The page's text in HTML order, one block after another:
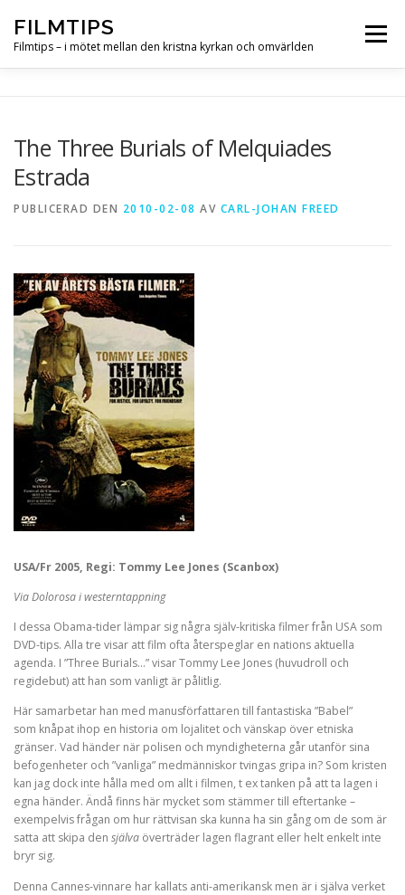
innehåll
FILMTIPS
Filmtips – i mötet mellan den kristna kyrkan och omvärlden
Meny
The Three Burials of Melquiades
Estrada
PUBLICERAD DEN 2010-02-08 AV CARL-JOHAN FREED
USA/Fr 2005, Regi: Tommy Lee Jones (Scanbox)
Via Dolorosa i westerntappning
I dessa Obama-tider lämpar sig några själv-kritiska filmer från USA som
DVD-tips. Alla tre visar att film ofta återspeglar en nations aktuella
agenda. I ”Three Burials…” visar Tommy Lee Jones (huvudroll och
regidebut) att han som vanligt är pålitlig.
Här samarbetar han med manusförfattaren till fantastiska ”Babel”
som knåpat ihop en historia om lojalitet och vänskap över etniska
gränser. Vad händer när polisen och myndigheterna går utanför sina
befogenheter och ”vanliga” medmänniskor tvingas gripa in? Som kristen
kan jag dock inte hålla med om allt i filmen, t ex tanken på att ta lagen i
egna händer. Ändå finns här mycket som stämmer till eftertanke –
exempelvis frågan om hur rättvisan ska kunna ha sin gång om de som är
satta att skipa den själva överträder lagen flagrant eller helt enkelt inte
bryr sig.
Denna Cannes-vinnare har kallats anti-amerikansk men är i själva verket